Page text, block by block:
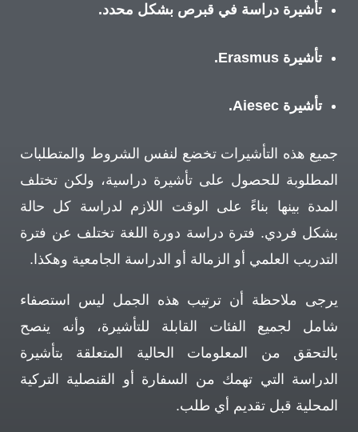
تأشيرة دراسة في قبرص بشكل محدد.
تأشيرة Erasmus.
تأشيرة Aiesec.
جميع هذه التأشيرات تخضع لنفس الشروط والمتطلبات
المطلوبة للحصول على تأشيرة دراسية، ولكن تختلف
المدة بينها بناءً على الوقت اللازم لدراسة كل حالة
بشكل فردي. فترة دراسة دورة اللغة تختلف عن فترة
التدريب العلمي أو الزمالة أو الدراسة الجامعية وهكذا.
يرجى ملاحظة أن ترتيب هذه الجمل ليس استصفاء
شامل لجميع الفئات القابلة للتأشيرة، وأنه ينصح
بالتحقق من المعلومات الحالية المتعلقة بتأشيرة
الدراسة التي تهمك من السفارة أو القنصلية التركية
المحلية قبل تقديم أي طلب.